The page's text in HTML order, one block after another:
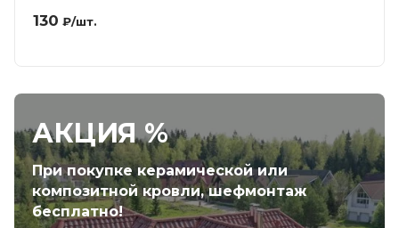
130 ₽/шт.
АКЦИЯ %
При покупке керамической или
композитной кровли, шефмонтаж
бесплатно!